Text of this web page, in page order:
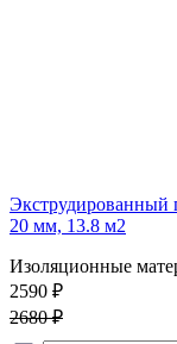
Экструдированный
20 мм, 13.8 м2
Изоляционные
2590 ₽
2680 ₽